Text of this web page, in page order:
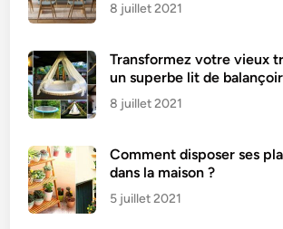
8 juillet 2021
Transformez votre vieux
un superbe lit de
8 juillet 2021
Comment disposer ses
dans la maison ?
5 juillet 2021